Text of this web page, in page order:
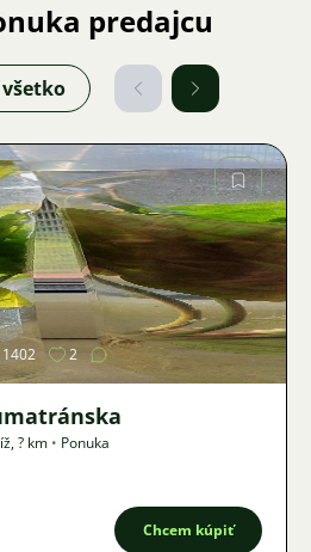
predajcu
Obrázok
1402 2
,? km • Ponuka
Chcem kúpiť